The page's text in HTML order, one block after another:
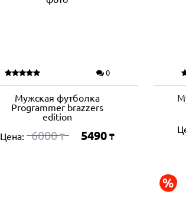
0
Мужская футболка
Programmer brazzers
edition
Цена: 6000₸ 5490 ₸